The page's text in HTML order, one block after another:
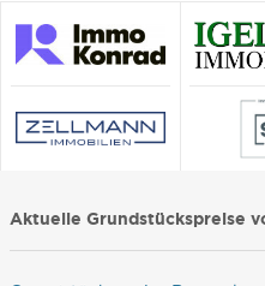
Aktuelle Grundstückspreise